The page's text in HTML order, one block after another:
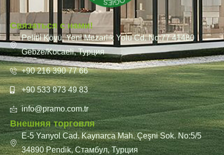
Связаться с нами!
Pelitli Köyü, Yeni Mezarlık Yolu Cd. No:77 41480
Gebze/Kocaeli, Турция
+90 216 390 77 66
+90 533 973 49 83
info@pramo.com.tr
Внешняя торговля
E-5 Yanyol Cad. Kaynarca Mah. Çeşni Sok. No:5/5
34890 Pendik, Стамбул, Турция